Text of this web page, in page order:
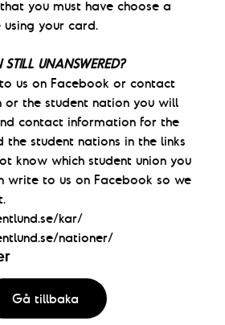
you must have choose a
your card.
UNANSWERED?
us on Facebook or contact
or the student nation you will
contact information for the
the student nations in the links
know which student union you
write to us on Facebook so we
kar/
nationer/
Gå tillbaka